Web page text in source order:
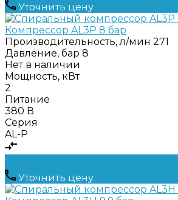
Уточнить цену
Компрессор AL3Р 8 бар
Производительность, л/мин 271
Давление, бар 8
Нет в наличии
Мощность, кВт
2
Питание
380 В
Серия
AL-P
Уточнить цену